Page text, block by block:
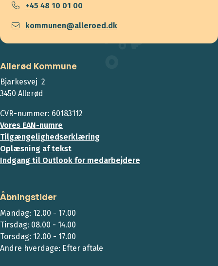
+45 48 10 01 00
kommunen@alleroed.dk
Allerød Kommune
Bjarkesvej 2
3450 Allerød
CVR-nummer: 60183112
Vores EAN-numre
Tilgængelighedserklæring
Oplæsning af tekst
Indgang til Outlook for medarbejdere
Åbningstider
Mandag: 12.00 - 17.00
Tirsdag: 08.00 - 14.00
Torsdag: 12.00 - 17.00
Andre hverdage: Efter aftale